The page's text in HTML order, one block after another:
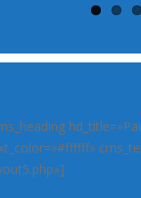
ALPINISMO INVERNAL